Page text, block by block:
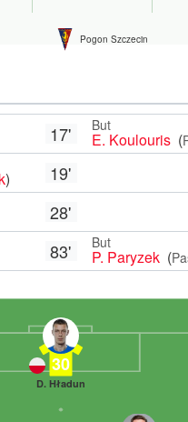
Pogon Szczecin
17' But
E. Koulouris (
) 19'
28'
83'
But
P. Paryzek (
30
D. Hładun